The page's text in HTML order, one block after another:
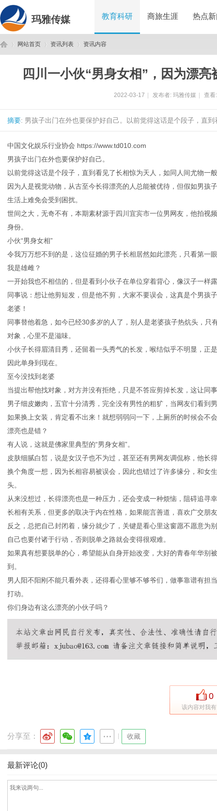
玛雅传媒 教育科研 商旅生涯 热点
网站首页 资讯列表 资讯内容
四川一小伙“男身女相”，因为漂
2022-03-17 发布者: 玛雅传媒 查
摘要: 男孩子出门在外也要保护好自己。以前觉得这话是个段子，直
中国文化娱乐行业协会 https://www.td010.com
男孩子出门在外也要保护好自己。
以前觉得这话是个段子，直到看见了长相惊为天人，如同人间尤物一
因为人是视觉动物，从古至今长得漂亮的人总能被优待，但假如男孩
生活上难免会受到困扰。
世间之大，无奇不有，本期素材源于四川宜宾市一位男网友，他拍视
身份。
小伙“男身女相”
令我万万想不到的是，这位征婚的男子长相居然如此漂亮，只看第一
我是雄雌？
一开始我也不相信的，但是看到小伙子在单位穿着背心，像汉子一样
同事说：想让他剪短发，但是他不剪，大家不要误会，这真是个男孩
老婆！
同事替他着急，如今已经30多岁的人了，别人是老婆孩子热炕头，
对象，心里不是滋味。
小伙子长得眉清目秀，还留着一头秀气的长发，喉结似乎不明显，正
因此单身到现在。
至今没找到老婆
当提出帮他找对象，对方并没有拒绝，只是不答应剪掉长发，这让同
男子细皮嫩肉，五官十分清秀，完全没有男性的粗犷，当网友们看到
如果换上女装，肯定看不出来！就想弱弱问一下，上厕所的时候会不
漂亮也是错？
有人说，这就是佛家里典型的“男身女相”。
皮肤细腻白皙，说是女汉子也不为过，甚至还有男网友调侃称，他长
换个角度一想，因为长相容易被误会，因此也错过了许多缘分，和女
头。
从来没想过，长得漂亮也是一种压力，还会变成一种烦恼，阻碍追寻
长相有关系，但更多的取决于内在性格，如果能言善道，喜欢广交朋
反之，总把自己封闭着，缘分就少了，关键是看心里这窗愿不愿意为
自己也要付诸于行动，否则脱单之路就会变得很艰难。
如果真有想要脱单的心，希望能从自身开始改变，大好的青春年华别
到。
男人阳不阳刚不能只看外表，还得看心里够不够爷们，做事靠谱有担
打动。
你们身边有这么漂亮的小伙子吗？
0
该内容对我
分享至： 收藏
最新评论(0)